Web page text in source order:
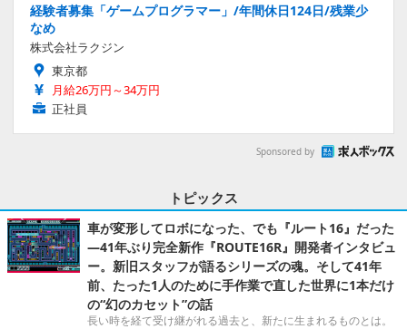
経験者募集「ゲームプログラマー」/年間休日124日/残業少
なめ
株式会社ラクジン
東京都
月給26万円～34万円
正社員
Sponsored by
トピックス
車が変形してロボになった、でも『ルート16』だった
―41年ぶり完全新作『ROUTE16R』開発者インタビュ
ー。新旧スタッフが語るシリーズの魂。そして41年
前、たった1人のために手作業で直した世界に1本だけ
の“幻のカセット”の話
長い時を経て受け継がれる過去と、新たに生まれるものとは。